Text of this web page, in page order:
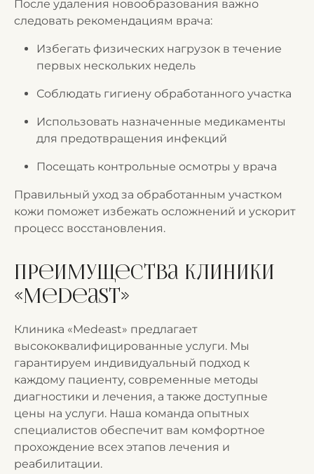
После удаления новообразования важно
следовать рекомендациям врача:
Избегать физических нагрузок в течение
первых нескольких недель
Соблюдать гигиену обработанного участка
Использовать назначенные медикаменты
для предотвращения инфекций
Посещать контрольные осмотры у врача
Правильный уход за обработанным участком
кожи поможет избежать осложнений и ускорит
процесс восстановления.
Преимущества клиники
«Medeast»
Клиника «Medeast» предлагает
высококвалифицированные услуги. Мы
гарантируем индивидуальный подход к
каждому пациенту, современные методы
диагностики и лечения, а также доступные
цены на услуги. Наша команда опытных
специалистов обеспечит вам комфортное
прохождение всех этапов лечения и
реабилитации.